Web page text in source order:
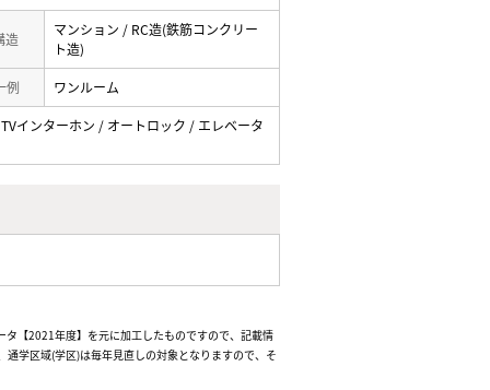
造
マンション / RC造(鉄筋コンクリー
ト造)
例 ワンルーム
インターホン / オートロック / エレベータ
【2021年度】を元に加工したものですので、記載情
学区域(学区)は毎年見直しの対象となりますので、そ